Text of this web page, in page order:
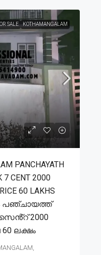
SALE KOTHAMANGALAM
PANCHAYATH
7 CENT 2000
60 LAKHS
പഞ്ചായത്ത്
2000
60 ലക്ഷം